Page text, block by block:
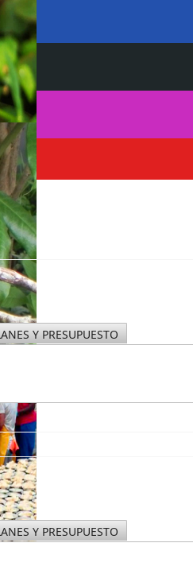
Y PRESUPUESTO
Y PRESUPUESTO